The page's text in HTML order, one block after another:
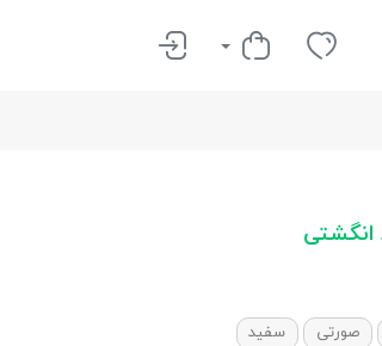
صورتی سفید